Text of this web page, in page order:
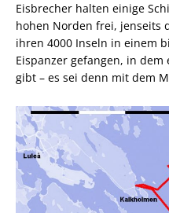
Eisbrecher halten einige
hohen Norden frei, jenseits
ihren 4000 Inseln in einem
Eispanzer gefangen, in
gibt – es sei denn mit dem